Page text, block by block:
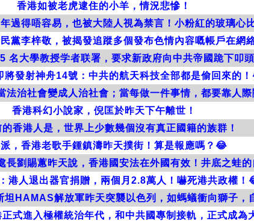
香港如被老虎逮住的小羊，情況悲慘！
過得唔容易，也被大陸人視為禁言！小粉紅的玻璃心
黨李梓敬，被揭發追蹤多個發布色情內容嘅帳戶在網
名大學教授学者联署，要求新政府向中共帝國跪下叩
將發射神舟14號：中共的航天科技全部都是偷回來的
法治社會變成人治社會；當每做一件事情，都要靠人際
香港科幻小說家，倪匡於昨天下午離世！
香港人是，世界上少數幾個沒有真正國籍的族群！
，香港老歌手鍾鎮濤昨天撲街！算是報應嗎？😂
長劉賜蕙昨天說，香港國安法在外國有效！井底之蛙
港人退出器官捐贈，兩個月2.8萬人！嚇死港共政權！
坦HAMAS解放軍昨天突襲以色列，如螞蟻衝向獅子，
式進入極權統治年代，和中共國專制接軌，正式成為